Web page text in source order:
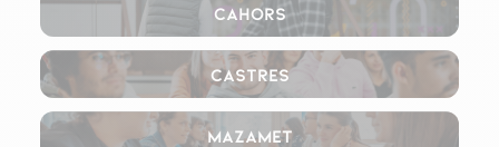
Cahors
Castres
Mazamet